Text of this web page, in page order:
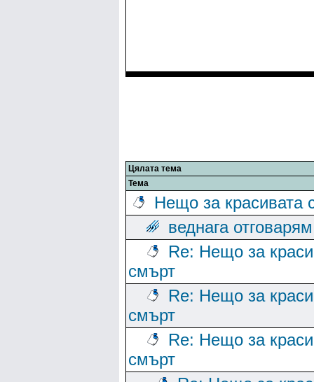
Цялата тема
Тема
Нещо за красивата
веднага
Re: Нещо за
смърт
Re: Нещо за
смърт
Re: Нещо за
смърт